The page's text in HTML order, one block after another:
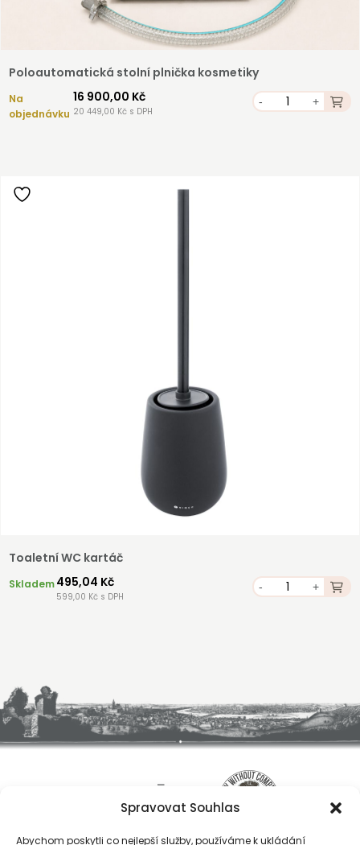
Spravovat Souhlas
Abychom poskytli co nejlepší služby, používáme k ukládání
Poloautomatická stolní plnička kosmetiky
Na
objednávku
16 900,00 Kč
20 449,00 Kč s DPH
- +
Toaletní WC kartáč
Skladem495,04 Kč
599,00 Kč s DPH
- +